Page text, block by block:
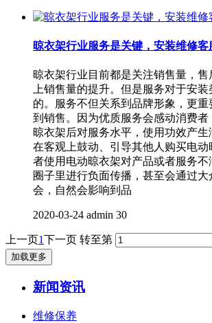
晾衣架行业服务是关键，安装维修
晾衣架行业目前都是关注销售量，
上销售量的提升。但是服务对于安
的。服务不但关系到品牌形象，更
到销售。因为优质服务会感动消费者
晾衣架后对服务水平，使用功效产
在客观上鼓动、引导其他人购买电
者使用电动晾衣架对产品或者服务不
圈子里进行负面传播，甚至会通过
会，自然会影响到品
2020-03-24 admin 30
上一页1下一页 转至第
加载更多
新闻资讯
维修保养